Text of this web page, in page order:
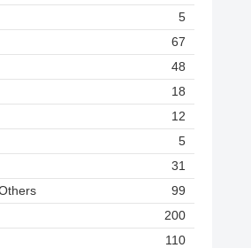
5
67
48
18
12
5
31
99
200
110